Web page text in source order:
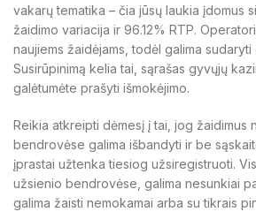
vakarų tematika – čia jūsų laukia įdomus
žaidimo variacija ir 96.12% RTP.
naujiems žaidėjams, todėl galima
Susirūpinimą kelia tai, sąrašas gyvųjų
galėtumėte prašyti išmokėjimo.
Reikia atkreipti dėmesį į tai, jog žaidimus
bendrovėse galima išbandyti ir be
įprastai užtenka tiesiog užsiregistruoti.
užsienio bendrovėse, galima nesunkiai
galima žaisti nemokamai arba su tikrais